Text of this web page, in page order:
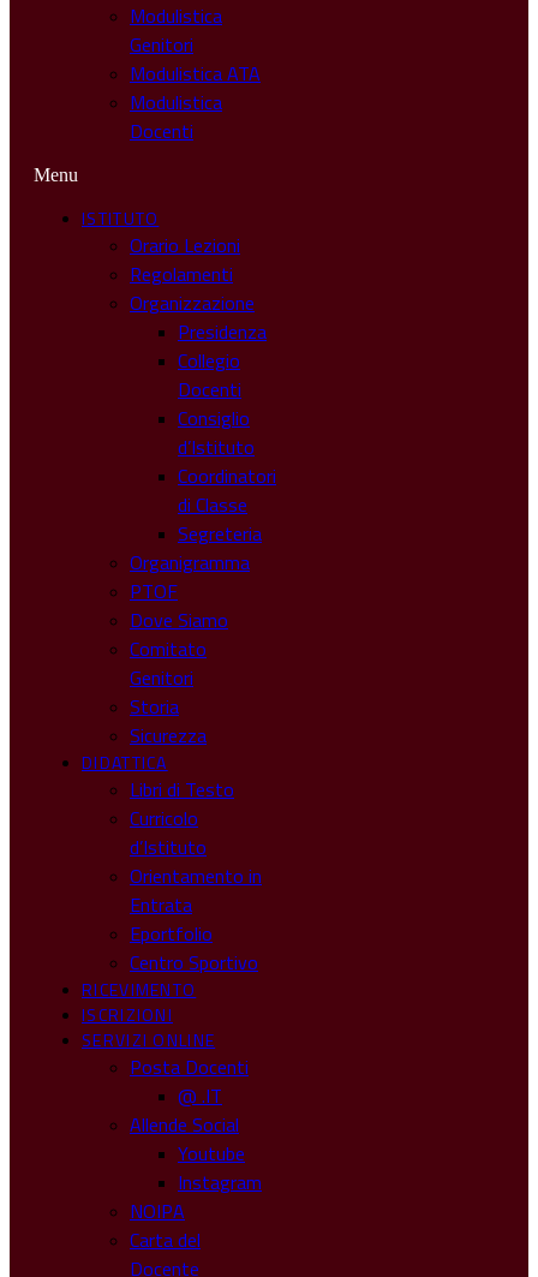
Modulistica
Genitori
Modulistica ATA
Modulistica
Docenti
Menu
ISTITUTO
Orario Lezioni
Regolamenti
Organizzazione
Presidenza
Collegio
Docenti
Consiglio
d’Istituto
Coordinatori
di Classe
Segreteria
Organigramma
PTOF
Dove Siamo
Comitato
Genitori
Storia
Sicurezza
DIDATTICA
Libri di Testo
Curricolo
d’Istituto
Orientamento in
Entrata
Eportfolio
Centro Sportivo
RICEVIMENTO
ISCRIZIONI
SERVIZI ONLINE
Posta Docenti
@ .IT
Allende Social
Youtube
Instagram
NOIPA
Carta del
Docente